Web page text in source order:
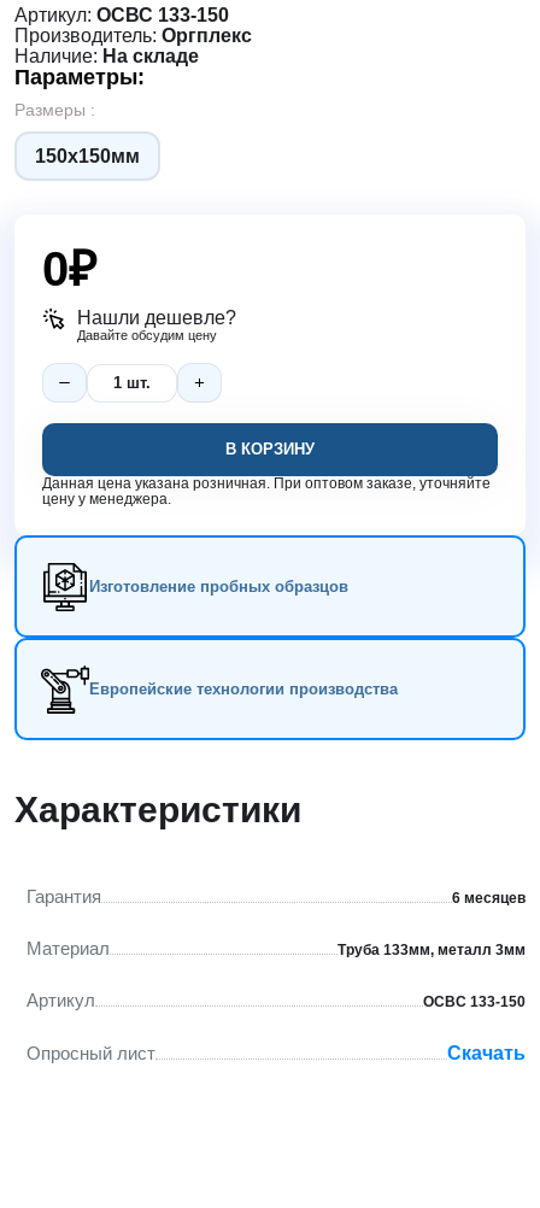
Артикул: ОСВС 133-150
Производитель: Оргплекс
Наличие: На складе
Параметры:
Размеры :
150x150мм
0₽
Нашли дешевле?
Давайте обсудим цену
В КОРЗИНУ
Данная цена указана розничная. При оптовом заказе, уточняйте
цену у менеджера.
Изготовление пробных образцов
Европейские технологии производства
Характеристики
Гарантия 6 месяцев
Материал Труба 133мм, металл 3мм
Артикул ОСВС 133-150
Опросный лист Скачать